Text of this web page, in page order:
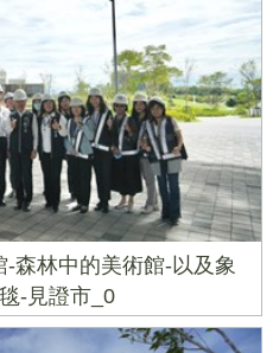
森林中的美術館-以及象
-見證市_0